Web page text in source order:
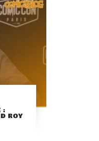
:
ROY